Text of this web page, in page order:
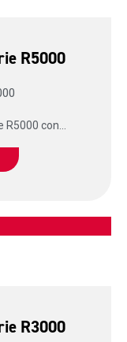
R5000
con...
R3000